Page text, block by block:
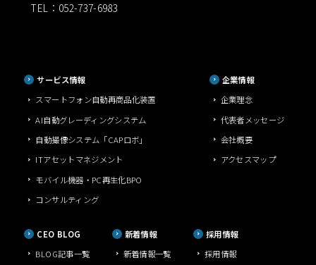
TEL：052-737-6983
サービス情報
スマートフォン自動再商品化装置
AI自動グレーディングシステム
自動撮像システム「CAPロボ」
ITアセットマネジメント
モバイル機器・PC再生化BPO
コンサルティング
企業情報
企業理念
代表者メッセージ
会社概要
アクセスマップ
CEO BLOG
BLOG記事一覧
新着情報
新着情報一覧
採用情報
採用情報